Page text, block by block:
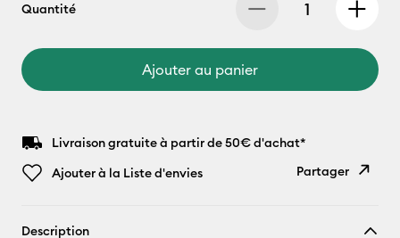
Quantité
Ajouter au panier
Livraison gratuite à partir de 50€ d'achat*
Ajouter à la Liste d'envies
Partager
Description